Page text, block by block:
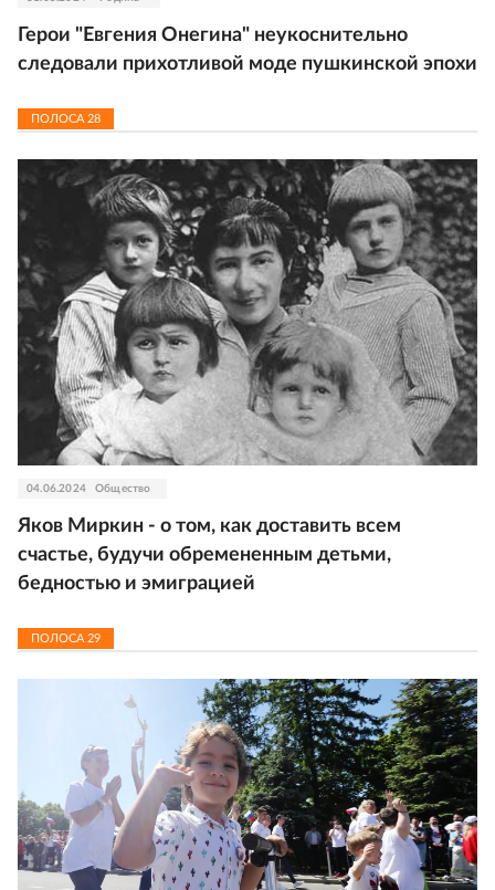
Герои "Евгения Онегина" неукоснительно
следовали прихотливой моде пушкинской эпохи
ПОЛОСА 28
04.06.2024 Общество
Яков Миркин - о том, как доставить всем
счастье, будучи обремененным детьми,
бедностью и эмиграцией
ПОЛОСА29